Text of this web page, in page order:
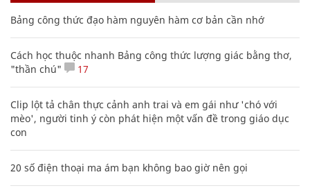
Bảng công thức đạo hàm nguyên hàm cơ bản cần nhớ
Cách học thuộc nhanh Bảng công thức lượng giác bằng thơ,
"thần chú"
17
Clip lột tả chân thực cảnh anh trai và em gái như 'chó với
mèo', người tinh ý còn phát hiện một vấn đề trong giáo dục
con
20 số điện thoại ma ám bạn không bao giờ nên gọi